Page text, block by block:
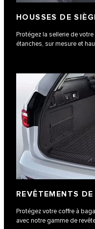
HOUSSES DE
Protégez la sellerie de
étanches, sur mesure et
REVÊTEMENTS
Protégez votre coffre à
avec notre gamme de